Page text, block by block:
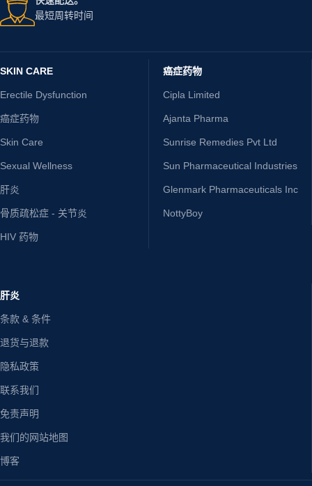
最短周转时间
SKIN CARE
Erectile Dysfunction
癌症药物
Skin Care
Sexual Wellness
肝炎
骨质疏松症 - 关节炎
HIV 药物
癌症药物
Cipla Limited
Ajanta Pharma
Sunrise Remedies Pvt Ltd
Sun Pharmaceutical Industries
Glenmark Pharmaceuticals Inc
NottyBoy
肝炎
条款 & 条件
退货与退款
隐私政策
联系我们
免责声明
我们的网站地图
博客